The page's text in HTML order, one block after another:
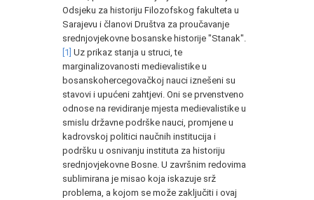
Odsjeku za historiju Filozofskog fakulteta u
Sarajevu i članovi Društva za proučavanje
srednjovjekovne bosanske historije "Stanak".
[1] Uz prikaz stanja u struci, te
marginalizovanosti medievalistike u
bosanskohercegovačkoj nauci iznešeni su
stavovi i upućeni zahtjevi. Oni se prvenstveno
odnose na revidiranje mjesta medievalistike u
smislu državne podrške nauci, promjene u
kadrovskoj politici naučnih institucija i
podršku u osnivanju instituta za historiju
srednjovjekovne Bosne. U završnim redovima
sublimirana je misao koja iskazuje srž
problema, a kojom se može zaključiti i ovaj